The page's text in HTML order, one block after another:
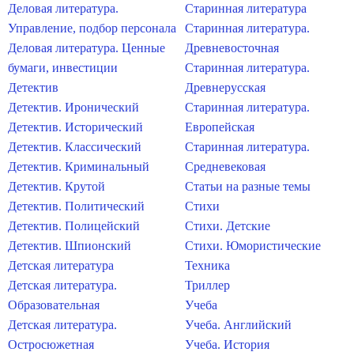
Деловая литература.
Управление, подбор персонала
Деловая литература. Ценные
бумаги, инвестиции
Детектив
Детектив. Иронический
Детектив. Исторический
Детектив. Классический
Детектив. Криминальный
Детектив. Крутой
Детектив. Политический
Детектив. Полицейский
Детектив. Шпионский
Детская литература
Детская литература.
Образовательная
Детская литература.
Остросюжетная
Старинная литература
Старинная литература.
Древневосточная
Старинная литература.
Древнерусская
Старинная литература.
Европейская
Старинная литература.
Средневековая
Статьи на разные темы
Стихи
Стихи. Детские
Стихи. Юмористические
Техника
Триллер
Учеба
Учеба. Английский
Учеба. История